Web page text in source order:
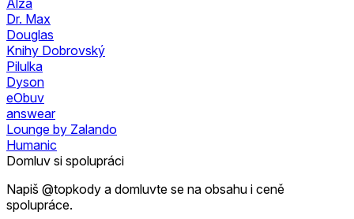
Dr. Max
Douglas
Knihy Dobrovský
Pilulka
Dyson
eObuv
answear
Lounge by Zalando
Humanic
Domluv si spolupráci
Napiš @topkody a domluvte se na obsahu i ceně
spolupráce.